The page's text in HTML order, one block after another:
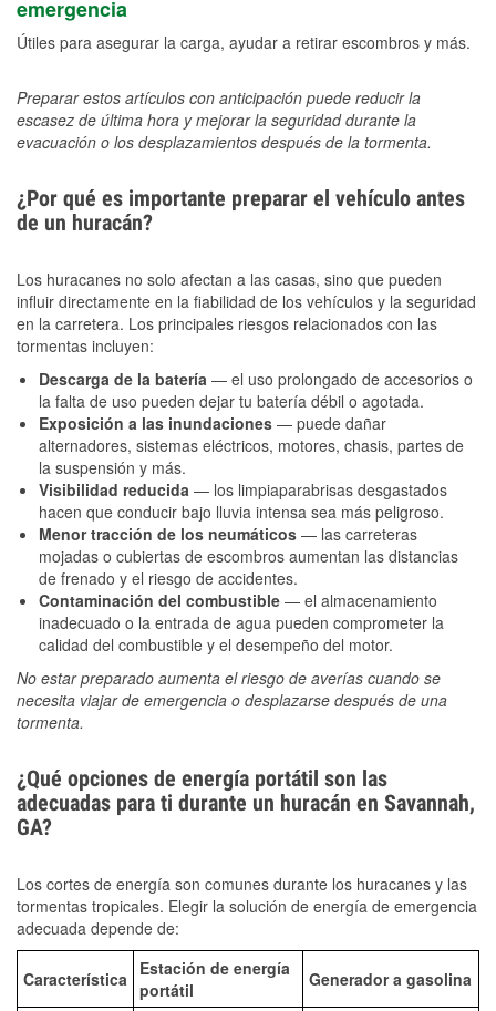
emergencia
Útiles para asegurar la carga, ayudar a retirar escombros y más.
Preparar estos artículos con anticipación puede reducir la
escasez de última hora y mejorar la seguridad durante la
evacuación o los desplazamientos después de la tormenta.
¿Por qué es importante preparar el vehículo antes
de un huracán?
Los huracanes no solo afectan a las casas, sino que pueden
influir directamente en la fiabilidad de los vehículos y la seguridad
en la carretera. Los principales riesgos relacionados con las
tormentas incluyen:
Descarga de la batería — el uso prolongado de accesorios o
la falta de uso pueden dejar tu batería débil o agotada.
Exposición a las inundaciones — puede dañar
alternadores, sistemas eléctricos, motores, chasis, partes de
la suspensión y más.
Visibilidad reducida — los limpiaparabrisas desgastados
hacen que conducir bajo lluvia intensa sea más peligroso.
Menor tracción de los neumáticos — las carreteras
mojadas o cubiertas de escombros aumentan las distancias
de frenado y el riesgo de accidentes.
Contaminación del combustible — el almacenamiento
inadecuado o la entrada de agua pueden comprometer la
calidad del combustible y el desempeño del motor.
No estar preparado aumenta el riesgo de averías cuando se
necesita viajar de emergencia o desplazarse después de una
tormenta.
¿Qué opciones de energía portátil son las
adecuadas para ti durante un huracán en Savannah,
GA?
Los cortes de energía son comunes durante los huracanes y las
tormentas tropicales. Elegir la solución de energía de emergencia
adecuada depende de:
Característica
Estación de energía
portátil
Generador a gasolina